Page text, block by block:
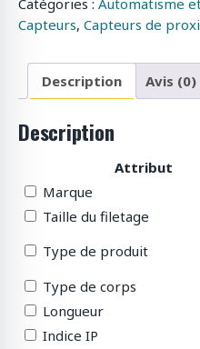
Catégories : Automatisme
Capteurs, Capteurs de
Description Avis (0)
Description
Attribut
Marque
Taille du filetage
Type de produit
Type de corps
Longueur
Indice IP